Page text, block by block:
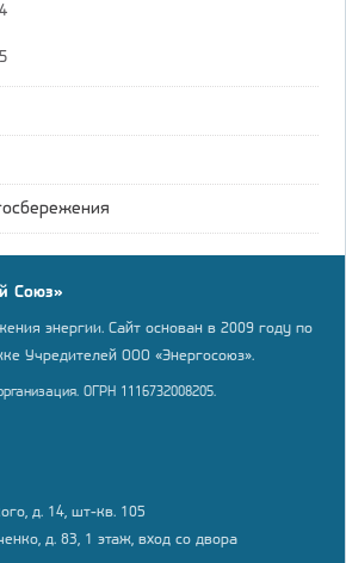
Союз»
энергии. Сайт основан в 2009 году по
Учредителей ООО «Энергосоюз».
ОГРН 1116732008205.
д. 14, шт-кв. 105
д. 83, 1 этаж, вход со двора